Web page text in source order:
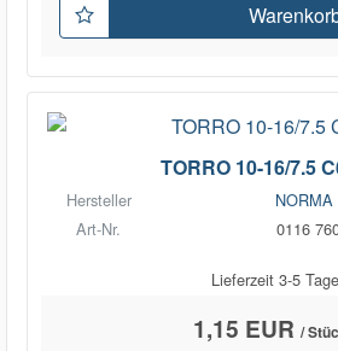
TORRO 10-16/7.5
Hersteller
NORMA
Art-Nr.
0116
Lieferzeit 3-5
1,15 EUR /